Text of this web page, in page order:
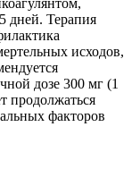
дней. Терапия
исходов,
дозе 300 мг (1
продолжаться
факторов